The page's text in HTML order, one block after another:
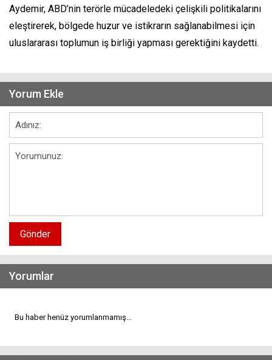
Aydemir, ABD’nin terörle mücadeledeki çelişkili politikalarını
eleştirerek, bölgede huzur ve istikrarın sağlanabilmesi için
uluslararası toplumun iş birliği yapması gerektiğini kaydetti.
Yorum Ekle
Gönder
Yorumlar
Bu haber henüz yorumlanmamış...